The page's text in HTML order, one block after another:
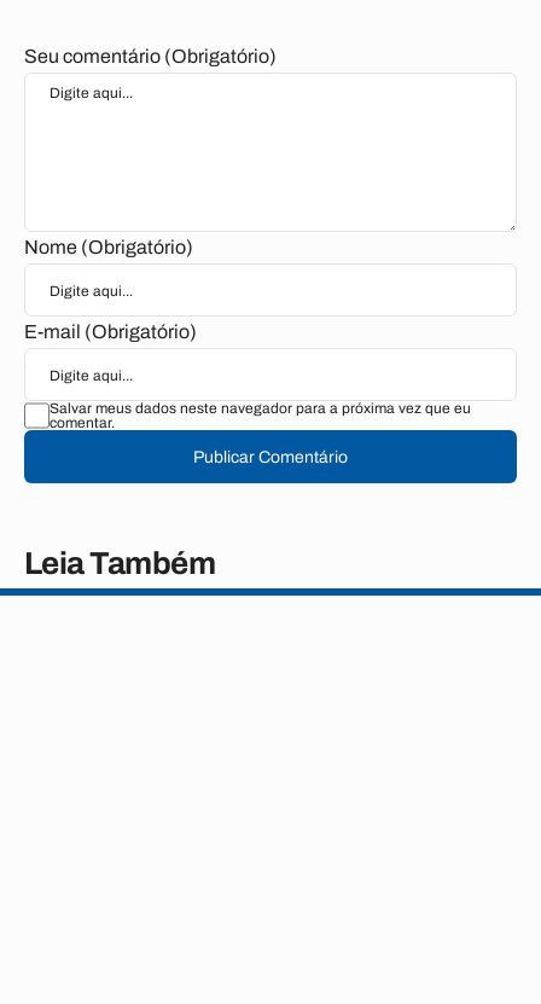
Seu comentário (Obrigatório)
Nome (Obrigatório)
E-mail (Obrigatório)
Salvar meus dados neste navegador para a próxima vez que eu
comentar.
Publicar Comentário
Leia Também